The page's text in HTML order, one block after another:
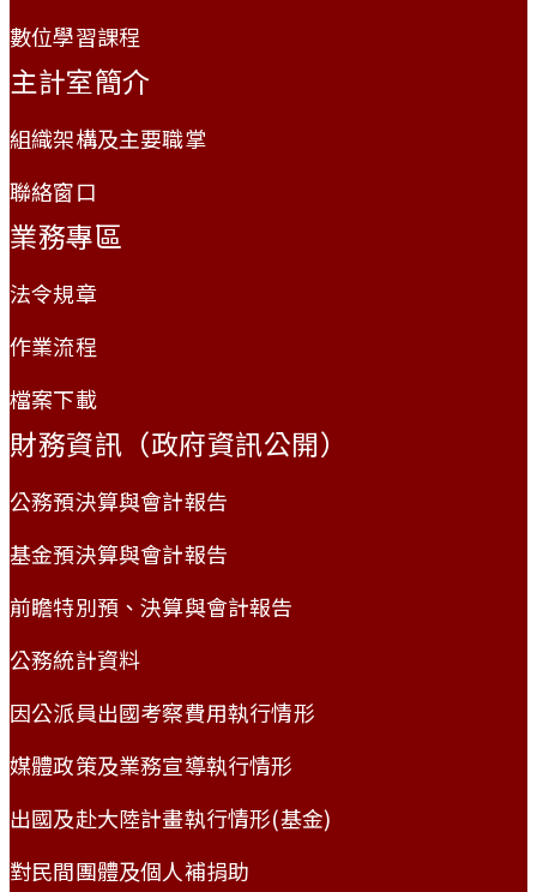
數位學習課程
主計室簡介
組織架構及主要職掌
聯絡窗口
業務專區
法令規章
作業流程
檔案下載
財務資訊（政府資訊公開）
公務預決算與會計報告
基金預決算與會計報告
前瞻特別預、決算與會計報告
公務統計資料
因公派員出國考察費用執行情形
媒體政策及業務宣導執行情形
出國及赴大陸計畫執行情形(基金)
對民間團體及個人補捐助